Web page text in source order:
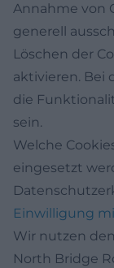
Annahme von
generell
Löschen der
aktivieren. Bei
die
sein.
Welche
eingesetzt
Einwilligung
Wir nutzen
North Bridge